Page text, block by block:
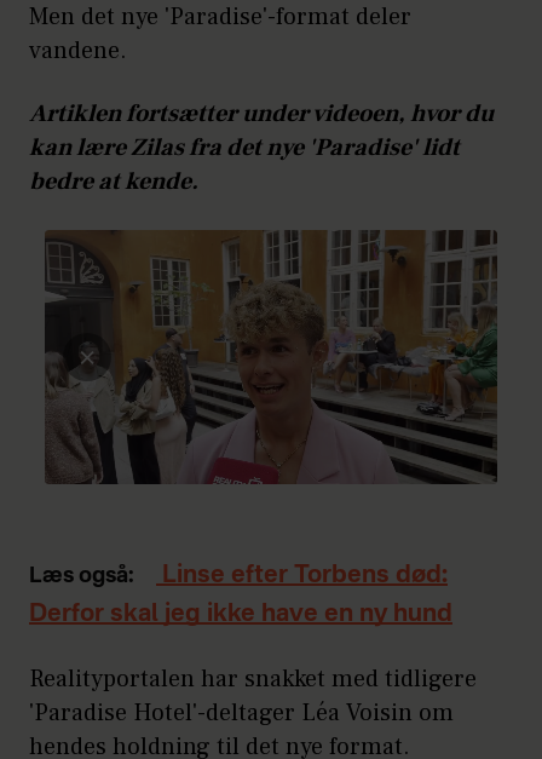
Men det nye 'Paradise'-format deler
vandene.
Artiklen fortsætter under videoen, hvor du
kan lære Zilas fra det nye 'Paradise' lidt
bedre at kende.
Læs også:
Linse efter Torbens død:
Derfor skal jeg ikke have en ny hund
Realityportalen har snakket med tidligere
'Paradise Hotel'-deltager Léa Voisin om
hendes holdning til det nye format.